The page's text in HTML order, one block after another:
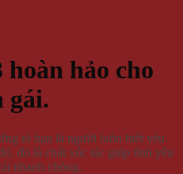
hảo cho
gái.
tỏ bạn là người luôn biết yêu
đó là chất xúc tác giúp tình yêu
nhanh chóng.